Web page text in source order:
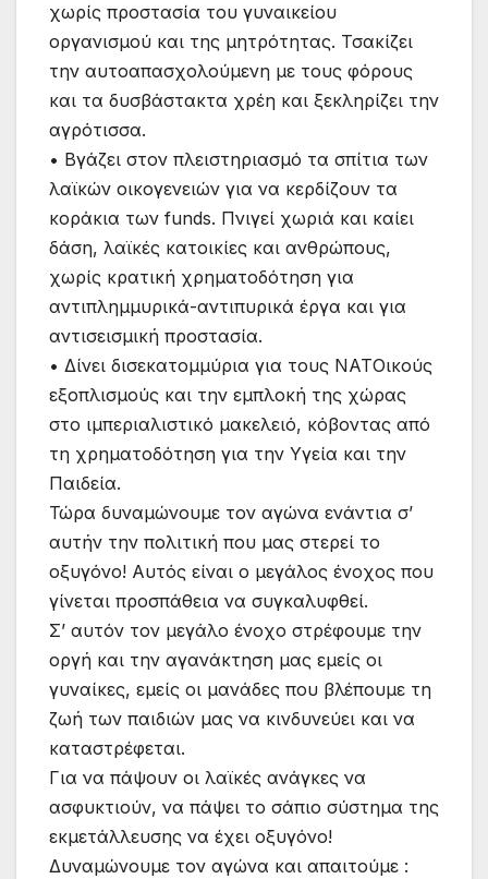
χωρίς προστασία του γυναικείου
οργανισμού και της μητρότητας. Τσακίζει
την αυτοαπασχολούμενη με τους φόρους
και τα δυσβάστακτα χρέη και ξεκληρίζει την
αγρότισσα.
• Βγάζει στον πλειστηριασμό τα σπίτια των
λαϊκών οικογενειών για να κερδίζουν τα
κοράκια των funds. Πνιγεί χωριά και καίει
δάση, λαϊκές κατοικίες και ανθρώπους,
χωρίς κρατική χρηματοδότηση για
αντιπλημμυρικά-αντιπυρικά έργα και για
αντισεισμική προστασία.
• Δίνει δισεκατομμύρια για τους ΝΑΤΟικούς
εξοπλισμούς και την εμπλοκή της χώρας
στο ιμπεριαλιστικό μακελειό, κόβοντας από
τη χρηματοδότηση για την Υγεία και την
Παιδεία.
Τώρα δυναμώνουμε τον αγώνα ενάντια σ’
αυτήν την πολιτική που μας στερεί το
οξυγόνο! Αυτός είναι ο μεγάλος ένοχος που
γίνεται προσπάθεια να συγκαλυφθεί.
Σ’ αυτόν τον μεγάλο ένοχο στρέφουμε την
οργή και την αγανάκτηση μας εμείς οι
γυναίκες, εμείς οι μανάδες που βλέπουμε τη
ζωή των παιδιών μας να κινδυνεύει και να
καταστρέφεται.
Για να πάψουν οι λαϊκές ανάγκες να
ασφυκτιούν, να πάψει το σάπιο σύστημα της
εκμετάλλευσης να έχει οξυγόνο!
Δυναμώνουμε τον αγώνα και απαιτούμε :